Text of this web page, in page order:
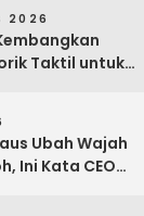
2026
Taktil untuk
Ubah Wajah
Ini Kata CEO